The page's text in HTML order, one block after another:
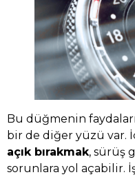
Bu düğmenin
bir de diğer yüzü var.
açık bırakmak, sürüş
sorunlara yol açabilir.